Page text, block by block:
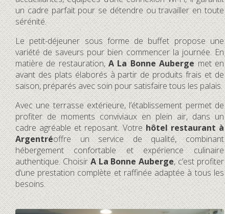
un cadre parfait pour se détendre ou travailler en toute
sérénité.
Le petit-déjeuner sous forme de buffet propose une
variété de saveurs pour bien commencer la journée. En
matière de restauration,A La Bonne Aubergemet en
avant des plats élaborés à partir de produits frais et de
saison, préparés avec soin pour satisfaire tous les palais.
Avec une terrasse extérieure, l’établissement permet de
profiter de moments conviviaux en plein air, dans un
cadre agréable et reposant. Votrehôtel restaurant à
Argentréoffre un service de qualité, combinant
hébergement confortable et expérience culinaire
authentique. ChoisirA La Bonne Auberge, c’est profiter
d’une prestation complète et raffinée adaptée à tous les
besoins.